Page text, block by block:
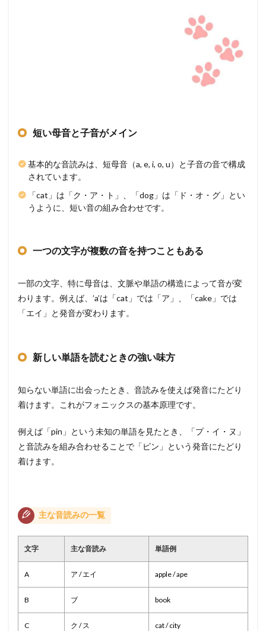
短い母音と子音がメイン
基本的な音読みは、短母音（a, e, i, o, u）と子音の音で構成
されています。
「cat」は「ク・ア・ト」、「dog」は「ド・オ・グ」とい
うように、短い音の組み合わせです。
一つの文字が複数の音を持つこともある
一部の文字、特に母音は、文脈や単語の構造によって音が変
わります。例えば、’a’は「cat」では「ア」、「cake」では
「エイ」と発音が変わります。
新しい単語を読むときの強い味方
知らない単語に出会ったとき、音読みを使えば発音にたどり
着けます。これがフォニックスの基本原理です。
例えば「pin」という未知の単語を見たとき、「プ・イ・ヌ」
と音読みを組み合わせることで「ピン」という発音にたどり
着けます。
主な音読みの一覧
文字 主な音読み 単語例
A ア / エイ apple / ape
B ブ book
C ク / ス cat / city